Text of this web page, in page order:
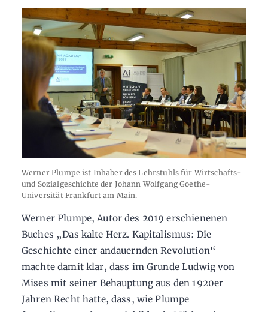
Werner Plumpe ist Inhaber des Lehrstuhls für Wirtschafts-
und Sozialgeschichte der Johann Wolfgang Goethe-
Universität Frankfurt am Main.
Werner Plumpe, Autor des 2019 erschienenen
Buches „Das kalte Herz. Kapitalismus: Die
Geschichte einer andauernden Revolution“
machte damit klar, dass im Grunde Ludwig von
Mises mit seiner Behauptung aus den 1920er
Jahren Recht hatte, dass, wie Plumpe